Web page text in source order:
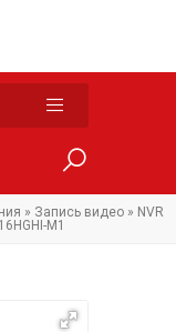
» Запись видео» NVR
M1